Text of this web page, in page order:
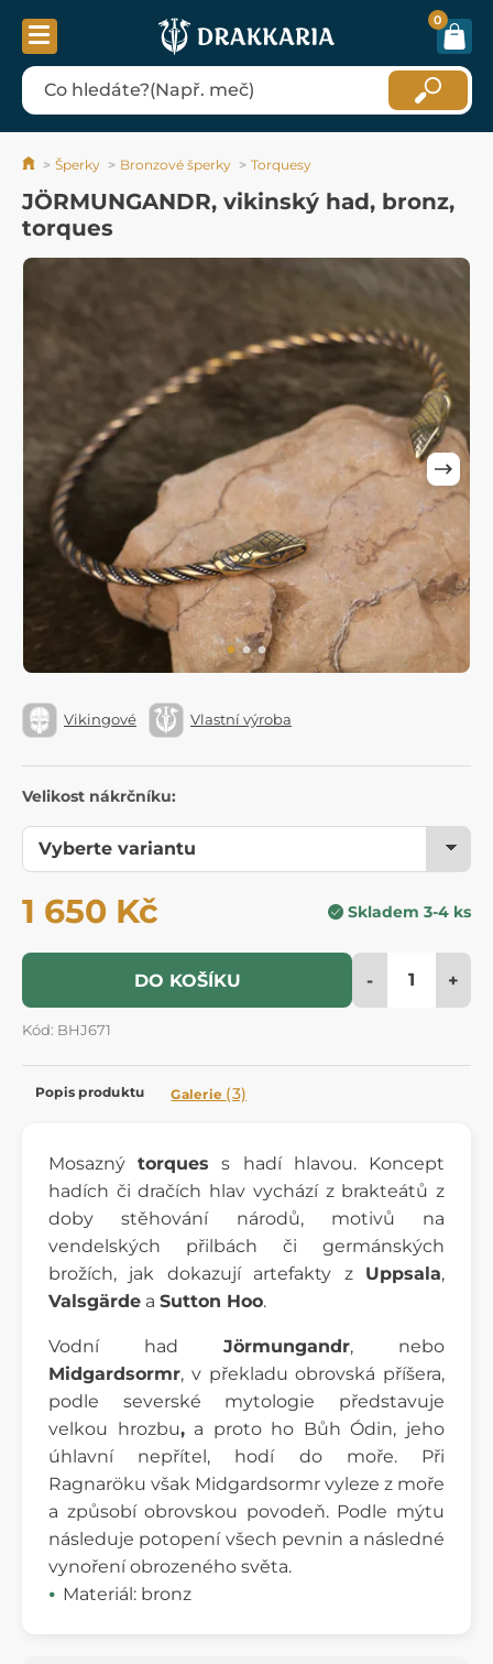
0
Šperky Bronzové šperky Torquesy
JÖRMUNGANDR, vikinský had, bronz,
torques
Vikingové Vlastní výroba
Velikost nákrčníku:
1 650 Kč Skladem 3-4 ks
DO KOŠÍKU - +
Kód: BHJ671
Popis produktu Galerie (3)
Mosaznýtorques s hadí hlavou. Koncept
hadích či dračích hlav vychází z brakteátů z
doby stěhování národů, motivů na
vendelských přilbách či germánských
brožích, jak dokazují artefakty z Uppsala,
Valsgärde a Sutton Hoo.
Vodní had Jörmungandr, nebo
Midgardsormr, v překladu obrovská příšera,
podle severské mytologie představuje
velkou hrozbu, a proto ho Bůh Ódin, jeho
úhlavní nepřítel, hodí do moře. Při
Ragnaröku však Midgardsormr vyleze z moře
a způsobí obrovskou povodeň. Podle mýtu
následuje potopení všech pevnin a následné
vynoření obrozeného světa.
Materiál: bronz